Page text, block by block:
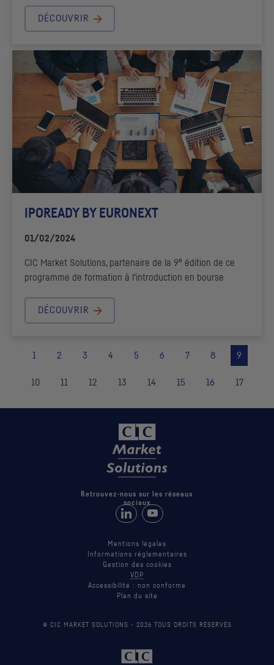
DÉCOUVRIR
IPOREADY BY EURONEXT
01/02/2024
CIC Market Solutions, partenaire de la 9e édition de ce
programme de formation à l’introduction en bourse
DÉCOUVRIR
1 2 3 4 5 6 7 8 9
10 11 12 13 14 15 16 17
Retrouvez-nous sur les réseaux
sociaux
Retrouvez-nous sur LinkedIn
Suivez-nous sur Youtube
Mentions légales
Informations réglementaires
Gestion des cookies
VDP
Accessibilité : non conforme
Plan du site
© CIC MARKET SOLUTIONS - 2026 TOUS DROITS RÉSERVÉS